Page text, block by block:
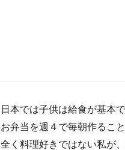
日本では子供は給食が基本
お弁当を週４で毎朝作るこ
全く料理好きではない私が